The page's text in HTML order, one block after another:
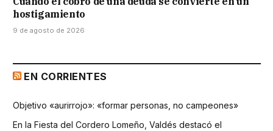
hostigamiento
9 de agosto de 2026
EN CORRIENTES
Objetivo «aurirrojo»: «formar personas, no campeones»
En la Fiesta del Cordero Lomeño, Valdés destacó el